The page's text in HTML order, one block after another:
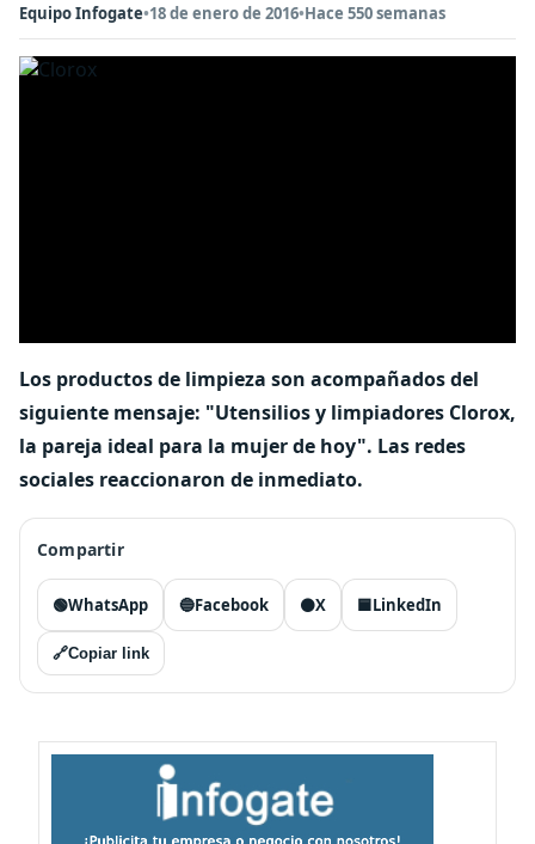
Equipo Infogate•18 de enero de 2016•Hace 550 semanas
Los productos de limpieza son acompañados del
siguiente mensaje: "Utensilios y limpiadores Clorox,
la pareja ideal para la mujer de hoy". Las redes
sociales reaccionaron de inmediato.
Compartir
🟢WhatsApp 🔵Facebook ⚫X 🟦LinkedIn
🔗Copiar link